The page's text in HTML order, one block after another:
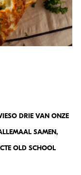
DRIE VAN ONZE
SAMEN,
OLD SCHOOL